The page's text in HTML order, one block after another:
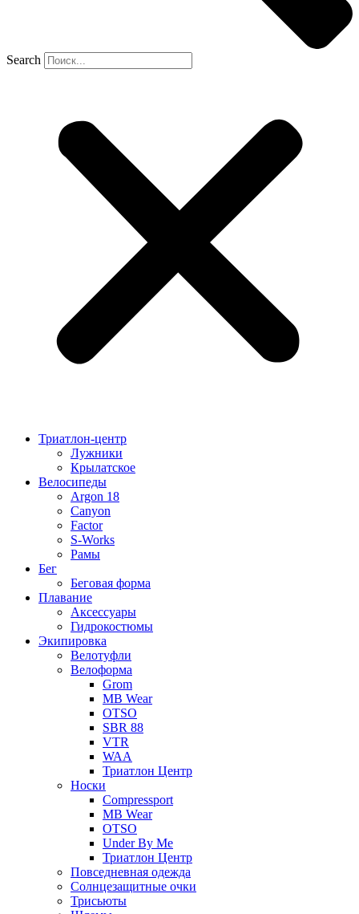
Search
Триатлон-центр
Лужники
Крылатское
Велосипеды
Argon 18
Canyon
Factor
S-Works
Рамы
Бег
Беговая форма
Плавание
Аксессуары
Гидрокостюмы
Экипировка
Велотуфли
Велоформа
Grom
MB Wear
OTSO
SBR 88
VTR
WAA
Триатлон Центр
Носки
Compressport
MB Wear
OTSO
Under By Me
Триатлон Центр
Повседневная одежда
Солнцезащитные очки
Трисьюты